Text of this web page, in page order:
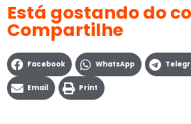
Está gostando do
Compartilhe
Facebook WhatsApp
Email Print